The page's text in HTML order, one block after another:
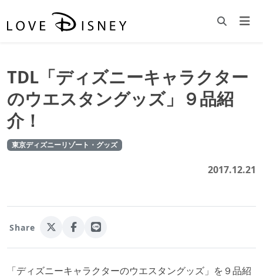
TDL「ディズニーキャラクター
のウエスタングッズ」９品紹
介！
東京ディズニーリゾート・グッズ
2017.12.21
Share
「ディズニーキャラクターのウエスタングッズ」を９品紹